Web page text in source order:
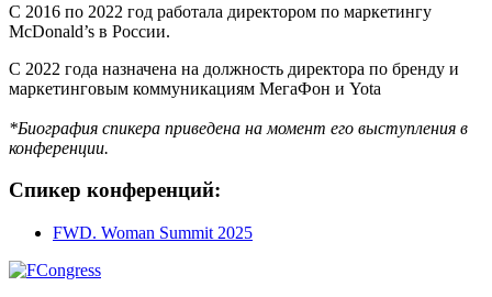
С 2016 по 2022 год работала директором по маркетингу
McDonald’s в России.
С 2022 года назначена на должность директора по бренду и
маркетинговым коммуникациям МегаФон и Yota
*Биография спикера приведена на момент его выступления в
конференции.
Спикер конференций:
FWD. Woman Summit 2025